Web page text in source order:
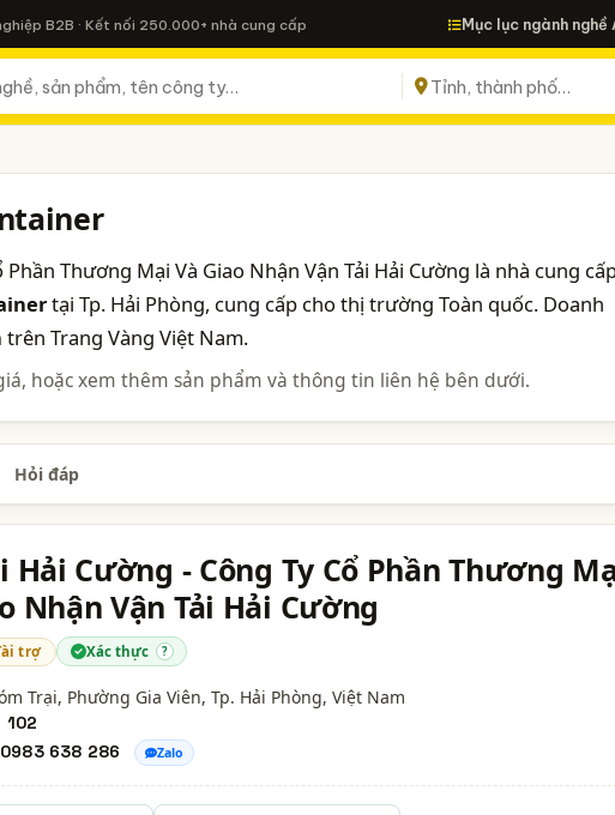
B2B · Kết nối 250.000+ nhà cung cấp Mục lục ngành nghề
Phần Thương Mại Và Giao Nhận Vận Tải Hải Cường là nhà cung
tại Tp. Hải Phòng, cung cấp cho thị trường Toàn quốc. Doanh
trên Trang Vàng Việt Nam.
hoặc xem thêm sản phẩm và thông tin liên hệ bên dưới.
Hỏi đáp
Hải Cường - Công Ty Cổ Phần Thương
Nhận Vận Tải Hải Cường
trợ Xác thực ?
Trại, Phường Gia Viên, Tp. Hải Phòng, Việt Nam
102
0983 638 286 Zalo